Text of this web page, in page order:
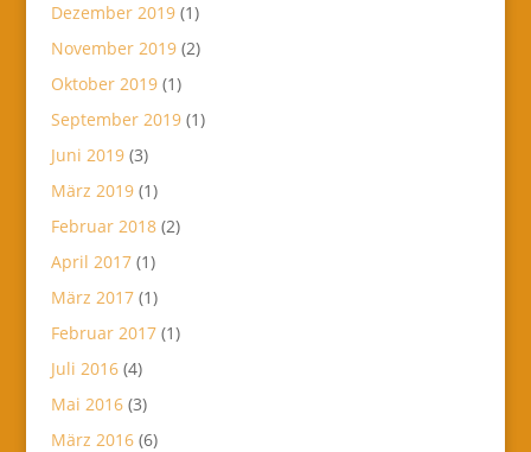
Dezember 2019(1)
November 2019(2)
Oktober 2019(1)
September 2019(1)
Juni 2019(3)
März 2019(1)
Februar 2018(2)
April 2017(1)
März 2017(1)
Februar 2017(1)
Juli 2016(4)
Mai 2016(3)
März 2016(6)